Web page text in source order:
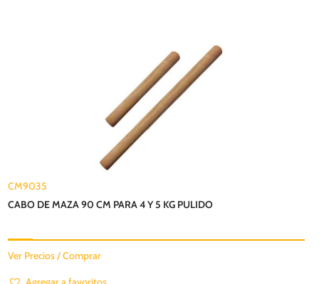
CM9035
CABO DE MAZA 90 CM PARA 4 Y 5 KG PULIDO
Ver Precios / Comprar